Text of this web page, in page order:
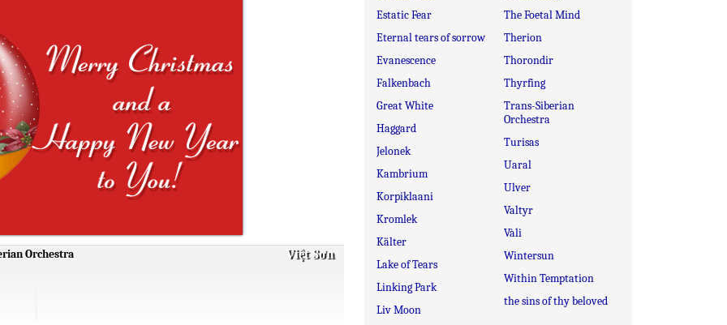
Orchestra Việt Sơn
Estatic Fear
Eternal tears of sorrow
Evanescence
Falkenbach
Great White
Haggard
Jelonek
Kambrium
Korpiklaani
Kromlek
Kälter
Lake of Tears
Linking Park
Liv Moon
The Foetal Mind
Therion
Thorondir
Thyrfing
Trans-Siberian
Orchestra
Turisas
Uaral
Ulver
Valtyr
Vàli
Wintersun
Within Temptation
the sins of thy beloved